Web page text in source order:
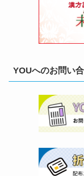
YOUへのお問い